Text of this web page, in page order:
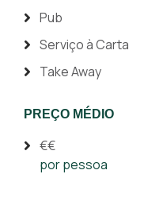
Pub
Serviço à Carta
Take Away
PREÇO MÉDIO
€€
por pessoa